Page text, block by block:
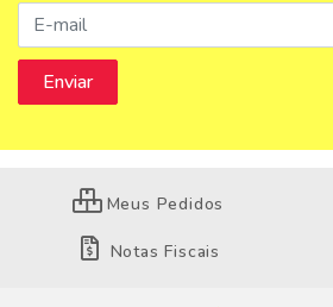
Meus Pedidos
Notas Fiscais